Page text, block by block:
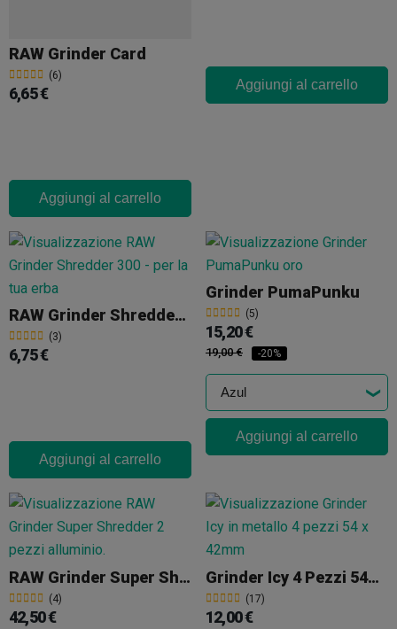
RAW Grinder Card
(6)
6,65 €
Aggiungi al carrello
Aggiungi al carrello
RAW Grinder Shredder 300
(3)
6,75 €
Aggiungi al carrello
Grinder PumaPunku
(5)
15,20 €
19,00 € -20%
Aggiungi al carrello
RAW Grinder Super Shredder 2 Pezzi
(4)
42,50 €
Grinder Icy 4 Pezzi 54mm
(17)
12,00 €